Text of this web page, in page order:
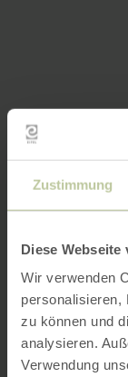
Zustimmung
Diese Webseite
Wir verwenden
personalisieren,
zu können und
analysieren.
Verwendung